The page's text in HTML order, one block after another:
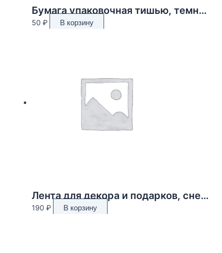
Бумага упаковочная тишью, темно-зелёная, 50 х 66 см
50 ₽ В корзину
Лента для декора и подарков, снежинки, 2 см х 45 м
190 ₽ В корзину